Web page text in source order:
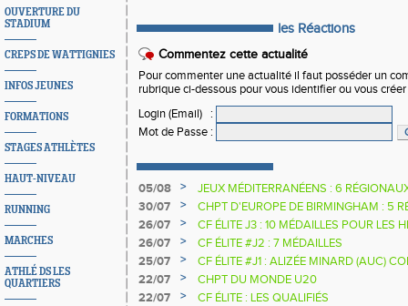
OUVERTURE DU
STADIUM
CREPS DE WATTIGNIES
INFOS JEUNES
FORMATIONS
STAGES ATHLÈTES
HAUT-NIVEAU
RUNNING
MARCHES
ATHLÉ DS LES
QUARTIERS
les Réactions
Commentez cette actualité
Pour commenter une actualité il faut posséder un
rubrique ci-dessous pour vous identifier ou vous
Login (Email)
:
Mot de Passe :
05/08 >
JEUX MÉDITERRANÉENS : 6
30/07
>
CHPT D'EUROPE DE BIRMINGHAM : 5
26/07
>
CF ÉLITE J3 : 10 MÉDAILLES POUR LES
26/07
>
CF ÉLITE #J2 : 7 MÉDAILLES
25/07
>
CF ÉLITE #J1 : ALIZÉE MINARD (AUC)
NATIONALE
22/07 >
CHPT DU MONDE U20
22/07
>
CF ÉLITE : LES QUALIFIÉS